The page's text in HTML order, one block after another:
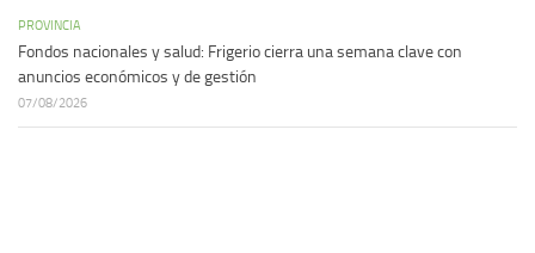
PROVINCIA
Fondos nacionales y salud: Frigerio cierra una semana clave con
anuncios económicos y de gestión
07/08/2026